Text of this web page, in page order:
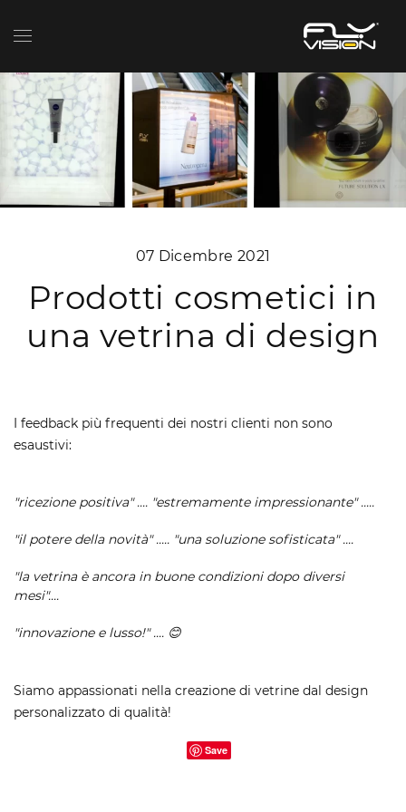
07 Dicembre 2021
Prodotti cosmetici in
una vetrina di design
I feedback più frequenti dei nostri clienti non sono
esaustivi:
"ricezione positiva" .... "estremamente impressionante" .....
"il potere della novità" ..... "una soluzione sofisticata" ....
"la vetrina è ancora in buone condizioni dopo diversi
mesi"....
"innovazione e lusso!" .... 😊
Siamo appassionati nella creazione di vetrine dal design
personalizzato di qualità!
Save